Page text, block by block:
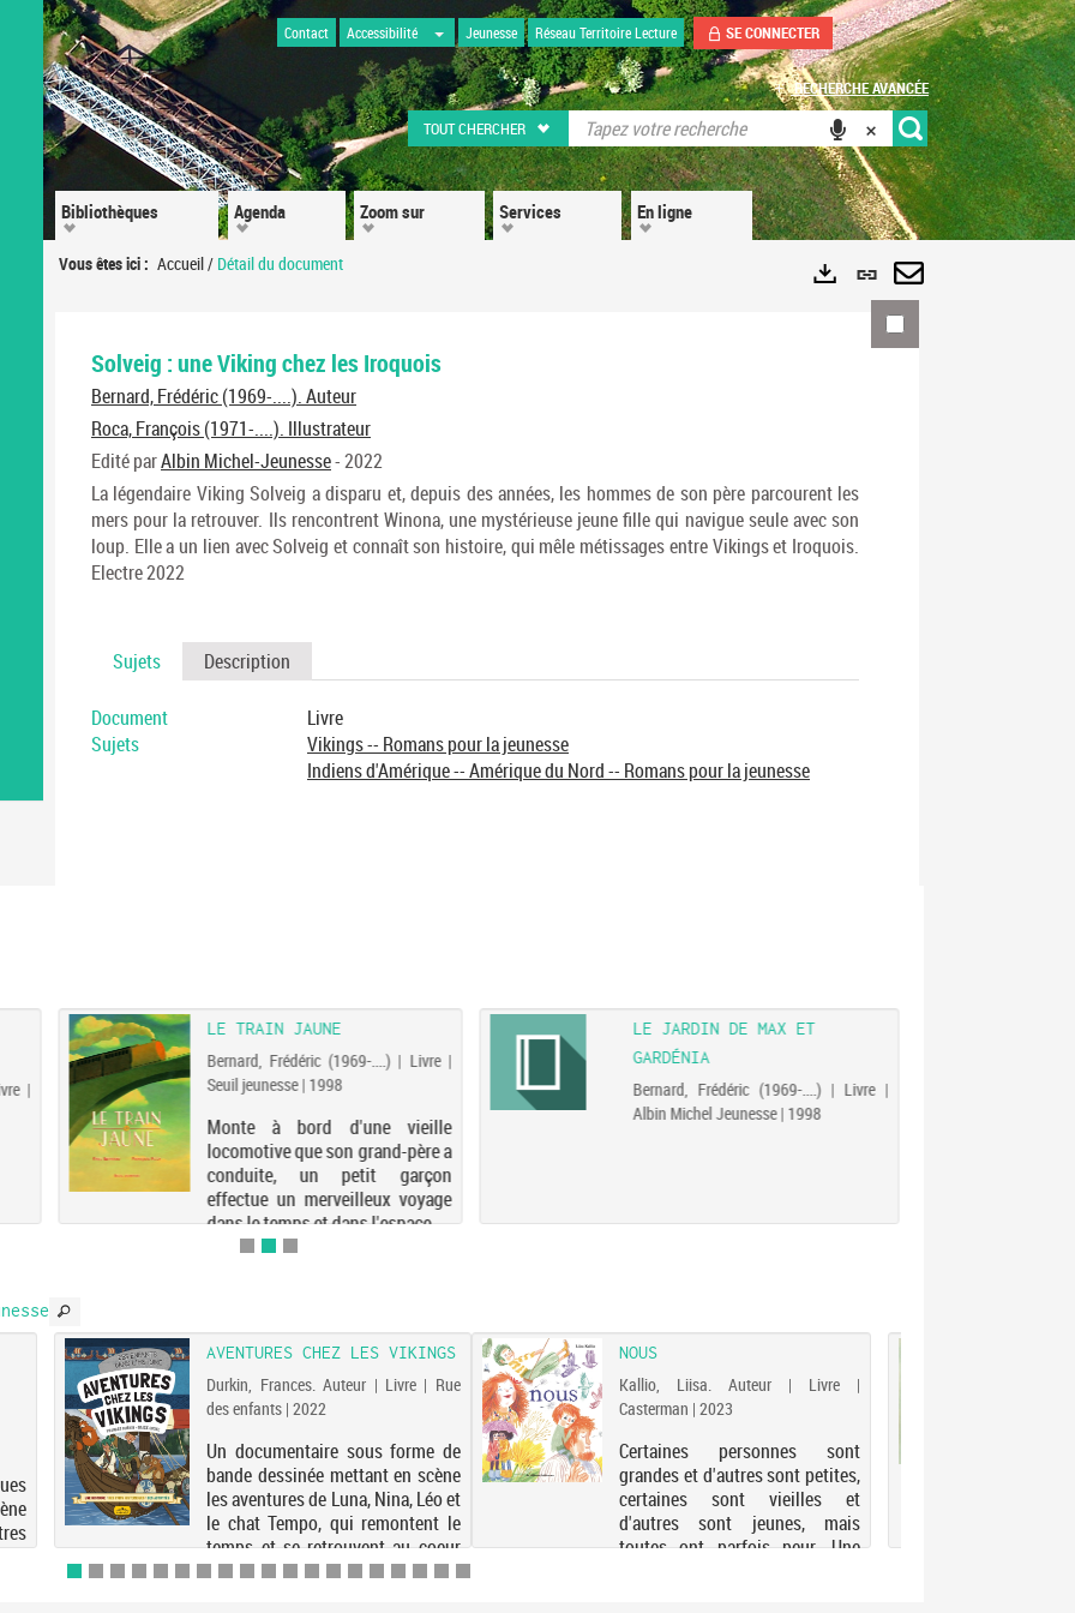
Contact Accessibilité Jeunesse Réseau Territoire Lecture SE CONNECTER
TOUT CHERCHER
RECHERCHE AVANCÉE
Vous êtes ici : Accueil/ Détail du document
Bibliothèques Agenda Zoom sur Services En ligne
Solveig : une Viking chez les Iroquois
Bernard, Frédéric (1969-....). Auteur
Roca, François (1971-....). Illustrateur
Edité parAlbin Michel-Jeunesse- 2022
La légendaire Viking Solveig a disparu et, depuis des années, les hommes de son père parcourent les
mers pour la retrouver. Ils rencontrent Winona, une mystérieuse jeune fille qui navigue seule avec son
loup. Elle a un lien avec Solveig et connaît son histoire, qui mêle métissages entre Vikings et Iroquois.
Electre 2022
Sujets Description
Document
Livre
Sujets
Vikings -- Romans pour la jeunesse
Indiens d'Amérique -- Amérique du Nord -- Romans pour la jeunesse
Exports
Lien
permanent
(Nouvelle
Envoyer
par
LE TRAIN JAUNE
Bernard, Frédéric (1969-....) | Livre |
Seuil jeunesse | 1998
Monte à bord d'une vieille
locomotive que son grand-père a
conduite, un petit garçon
effectue un merveilleux voyage
dans le temps et dans l'espace...
LE JARDIN DE MAX ET
GARDÉNIA
Bernard, Frédéric (1969-....) | Livre |
Albin Michel Jeunesse | 1998
|
AVENTURES CHEZ LES VIKINGS
Durkin, Frances. Auteur | Livre | Rue
des enfants | 2022
Un documentaire sous forme de
bande dessinée mettant en scène
les aventures de Luna, Nina, Léo et
le chat Tempo, qui remontent le
temps et se retrouvent au coeur
de la Scandinavie ancienne. Pour
NOUS
Kallio, Liisa. Auteur | Livre |
Casterman | 2023
Certaines personnes sont
grandes et d'autres sont petites,
certaines sont vieilles et
d'autres sont jeunes, mais
toutes ont parfois peur. Une